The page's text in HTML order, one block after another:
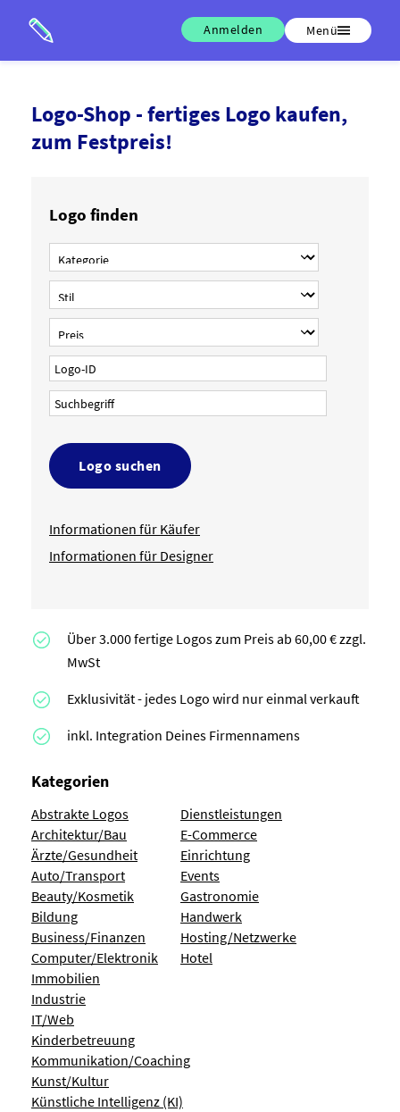
Anmelden Menü
Logo-Shop - fertiges Logo kaufen,
zum Festpreis!
Logo finden
Logo suchen
Informationen für Käufer
Informationen für Designer
Über 3.000 fertige Logos zum Preis ab 60,00 € zzgl.
MwSt
Exklusivität - jedes Logo wird nur einmal verkauft
inkl. Integration Deines Firmennamens
Kategorien
Abstrakte Logos
Architektur/Bau
Ärzte/Gesundheit
Auto/Transport
Beauty/Kosmetik
Bildung
Business/Finanzen
Computer/Elektronik
Dienstleistungen
E-Commerce
Einrichtung
Events
Gastronomie
Handwerk
Hosting/Netzwerke
Hotel
Immobilien
Industrie
IT/Web
Kinderbetreuung
Kommunikation/Coaching
Kunst/Kultur
Künstliche Intelligenz (KI)